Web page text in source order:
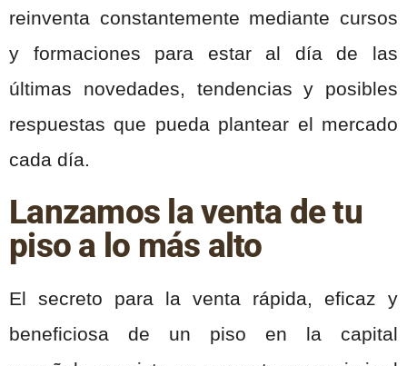
reinventa constantemente mediante cursos
y formaciones para estar al día de las
últimas novedades, tendencias y posibles
respuestas que pueda plantear el mercado
cada día.
Lanzamos la venta de tu
piso a lo más alto
El secreto para la venta rápida, eficaz y
beneficiosa de un piso en la capital